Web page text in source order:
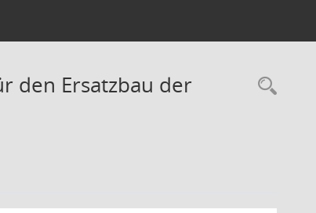
den Ersatzbau der